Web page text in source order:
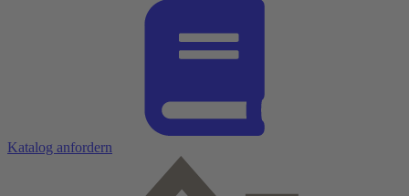
Katalog anfordern